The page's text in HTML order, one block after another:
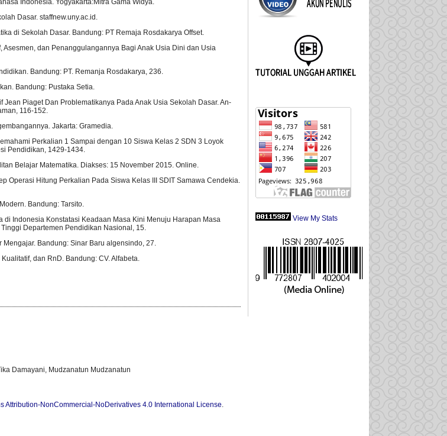
View My Stats
Indonesia. Yogyakarta:Mitra Gama Widya.
Dasar. staffnew.uny.ac.id.
di Sekolah Dasar. Bandung: PT Remaja Rosdakarya Offset.
Asesmen, dan Penanggulangannya Bagi Anak Usia Dini dan Usia
Bandung: PT. Remanja Rosdakarya, 236.
Bandung: Pustaka Setia.
Jean Piaget Dan Problematikanya Pada Anak Usia Sekolah Dasar. An-
116-152.
Jakarta: Gramedia.
Perkalian 1 Sampai dengan 10 Siswa Kelas 2 SDN 3 Loyok
Pendidikan, 1429-1434.
Belajar Matematika. Diakses: 15 November 2015. Online.
Operasi Hitung Perkalian Pada Siswa Kelas III SDIT Samawa Cendekia.
Bandung: Tarsito.
di Indonesia Konstatasi Keadaan Masa Kini Menuju Harapan Masa
Departemen Pendidikan Nasional, 15.
Bandung: Sinar Baru algensindo, 27.
dan RnD. Bandung: CV. Alfabeta.
Damayani, Mudzanatun Mudzanatun
Attribution-NonCommercial-NoDerivatives 4.0 International License.